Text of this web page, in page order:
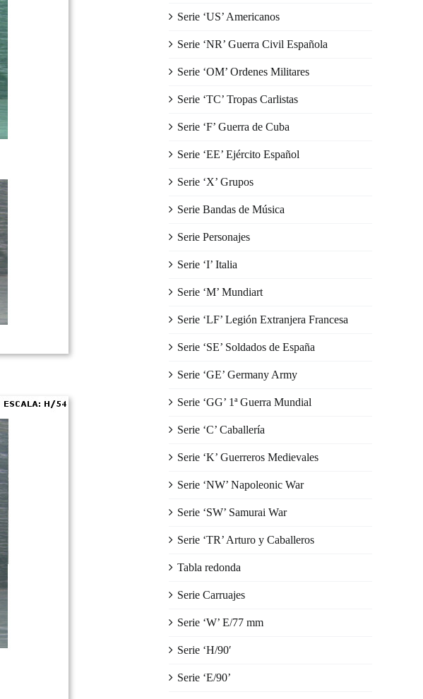
Serie ‘US’ Americanos
Serie ‘NR’ Guerra Civil Española
Serie ‘OM’ Ordenes Militares
Serie ‘TC’ Tropas Carlistas
Serie ‘F’ Guerra de Cuba
Serie ‘EE’ Ejército Español
Serie ‘X’ Grupos
Serie Bandas de Música
Serie Personajes
Serie ‘I’ Italia
Serie ‘M’ Mundiart
Serie ‘LF’ Legión Extranjera Francesa
Serie ‘SE’ Soldados de España
Serie ‘GE’ Germany Army
Serie ‘GG’ 1ª Guerra Mundial
Serie ‘C’ Caballería
Serie ‘K’ Guerreros Medievales
Serie ‘NW’ Napoleonic War
Serie ‘SW’ Samurai War
Serie ‘TR’ Arturo y Caballeros
Tabla redonda
Serie Carruajes
Serie ‘W’ E/77 mm
Serie ‘H/90′
Serie ‘E/90’